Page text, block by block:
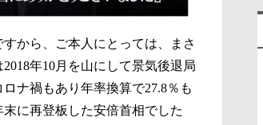
から、ご本人にとっては、まさ
年10月を山にして景気後退局
ナ禍もあり年率換算で27.8％も
に再登板した安倍首相でした